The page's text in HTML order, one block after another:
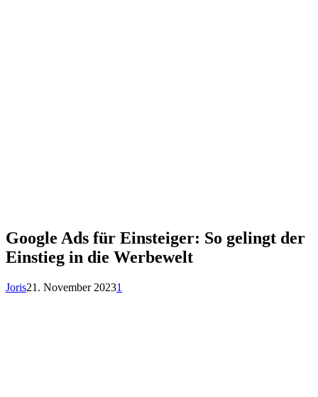
Google Ads für Einsteiger: So gelingt der
Einstieg in die Werbewelt
Joris21. November 20231